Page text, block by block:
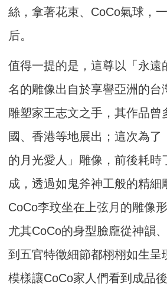
絲，拿著花束、CoCo氣球，
后。
值得一提的是，這尊以「永遠
名的雕像出自於享譽亞洲的台
雕塑家王志文之手，其作品曾
國、香港等地展出；這次為了
的月光愛人」雕像，前後耗時
成，透過如鬼斧神工般的精細
CoCo李玟坐在上弦月的雕像
尤其CoCo的身型臉龐從神韻
到五官特徵細節都栩栩如生呈
模樣讓CoCo家人們看到成品